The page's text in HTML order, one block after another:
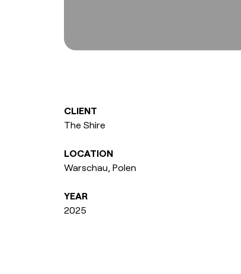
CLIENT
The Shire
LOCATION
Warschau, Polen
YEAR
2025